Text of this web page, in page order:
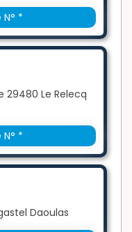
*
29480 Le Relecq
*
Daoulas